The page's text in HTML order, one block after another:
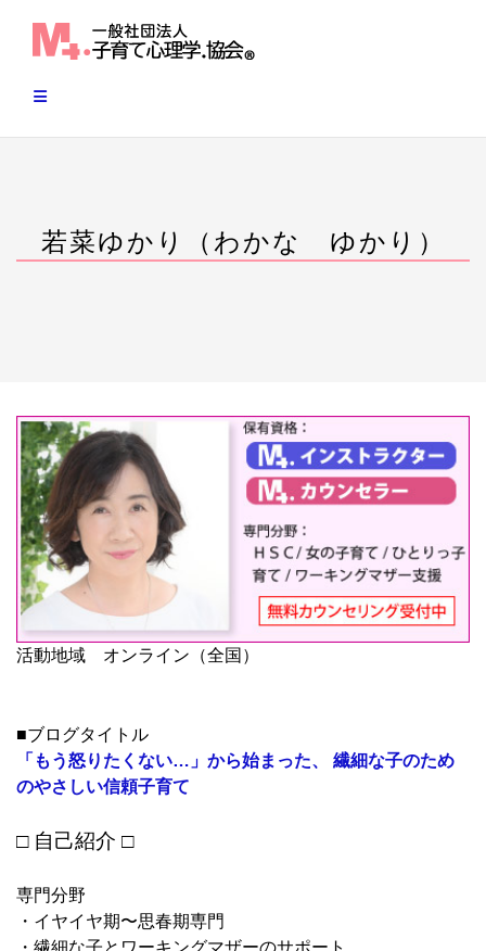
若菜ゆかり（わかな ゆかり）
活動地域 オンライン（全国）
■ブログタイトル
「もう怒りたくない…」から始まった、 繊細な子のため
のやさしい信頼子育て
□ 自己紹介 □
専門分野
・イヤイヤ期〜思春期専門
・繊細な子とワーキングマザーのサポート